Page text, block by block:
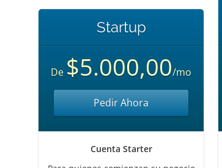
Startup
De $5.000,00/mo
Pedir Ahora
Cuenta Starter